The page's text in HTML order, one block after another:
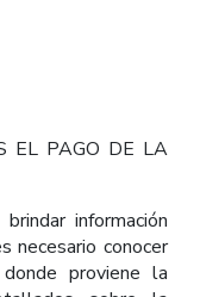
PAGO DE LA
información
necesario conocer
proviene la